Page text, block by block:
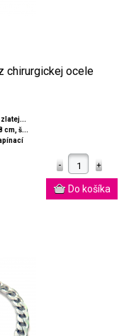
chirurgickej ocele
cm, š...